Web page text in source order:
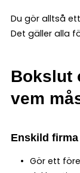
Du gör alltså
Det gäller alla
Bokslut
vem
Enskild firma
Gör ett